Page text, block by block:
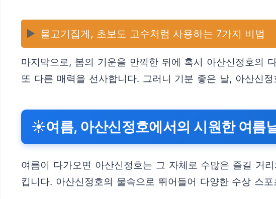
▶️ 물고기집게, 초보도 고수처럼 사용하는 7가지 비법
마지막으로, 봄의 기운을 만끽한 뒤에 혹시 아산신정호의
또 다른 매력을 선사합니다. 그러니 기분 좋은 날, 아산신
☀️여름, 아산신정호에서의 시원한 여름
여름이 다가오면 아산신정호는 그 자체로 수많은 즐길 거
킵니다. 아산신정호의 물속으로 뛰어들어 다양한 수상 스